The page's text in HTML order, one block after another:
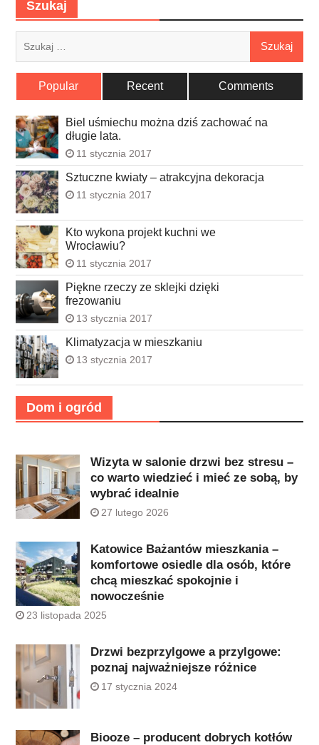
Szukaj
Popular Recent Comments
Biel uśmiechu można dziś zachować na
długie lata.
11 stycznia 2017
Sztuczne kwiaty – atrakcyjna dekoracja
11 stycznia 2017
Kto wykona projekt kuchni we
Wrocławiu?
11 stycznia 2017
Piękne rzeczy ze sklejki dzięki
frezowaniu
13 stycznia 2017
Klimatyzacja w mieszkaniu
13 stycznia 2017
Dom i ogród
Wizyta w salonie drzwi bez stresu –
co warto wiedzieć i mieć ze sobą, by
wybrać idealnie
27 lutego 2026
Katowice Bażantów mieszkania –
komfortowe osiedle dla osób, które
chcą mieszkać spokojnie i
nowocześnie
23 listopada 2025
Drzwi bezprzylgowe a przylgowe:
poznaj najważniejsze różnice
17 stycznia 2024
Biooze – producent dobrych kotłów